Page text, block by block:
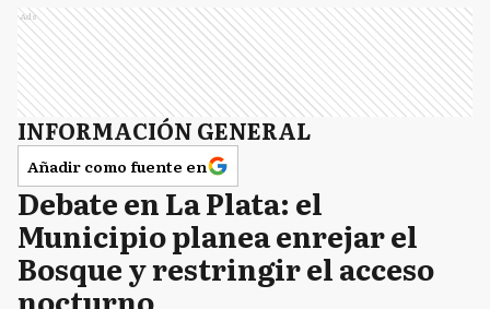
Ads
INFORMACIÓN GENERAL
Añadir como fuente en
Debate en La Plata: el
Municipio planea enrejar el
Bosque y restringir el acceso